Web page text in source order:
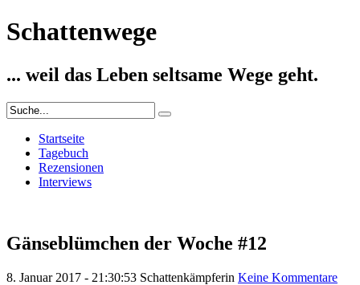
Schattenwege
... weil das Leben seltsame Wege geht.
Startseite
Tagebuch
Rezensionen
Interviews
Gänseblümchen der Woche #12
8. Januar 2017 - 21:30:53 Schattenkämpferin Keine Kommentare